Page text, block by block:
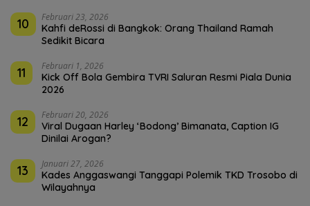
10 Februari 23, 2026
Kahfi deRossi di Bangkok: Orang Thailand Ramah
Sedikit Bicara
11 Februari 1, 2026
Kick Off Bola Gembira TVRI Saluran Resmi Piala Dunia
2026
12 Februari 20, 2026
Viral Dugaan Harley ‘Bodong’ Bimanata, Caption IG
Dinilai Arogan?
13 Januari 27, 2026
Kades Anggaswangi Tanggapi Polemik TKD Trosobo di
Wilayahnya